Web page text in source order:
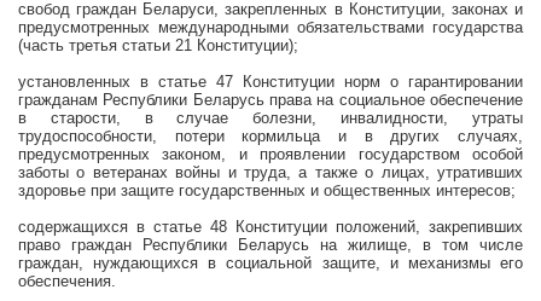
свобод граждан Беларуси, закрепленных в Конституции, законах и
предусмотренных международными обязательствами государства
(часть третья статьи 21 Конституции);
установленных в статье 47 Конституции норм о гарантировании
гражданам Республики Беларусь права на социальное обеспечение
в старости, в случае болезни, инвалидности, утраты
трудоспособности, потери кормильца и в других случаях,
предусмотренных законом, и проявлении государством особой
заботы о ветеранах войны и труда, а также о лицах, утративших
здоровье при защите государственных и общественных интересов;
содержащихся в статье 48 Конституции положений, закрепивших
право граждан Республики Беларусь на жилище, в том числе
граждан, нуждающихся в социальной защите, и механизмы его
обеспечения.